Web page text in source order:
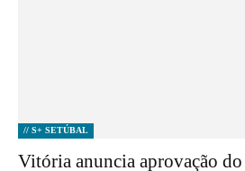
// S+ SETÚBAL
Vitória anuncia aprovação